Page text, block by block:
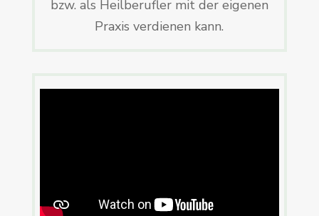
bzw. als Heilberufler mit der eigenen
Praxis verdienen kann.